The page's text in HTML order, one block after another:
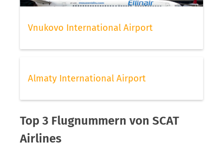
Vnukovo International Airport
Almaty International Airport
Top 3 Flugnummern von SCAT
Airlines